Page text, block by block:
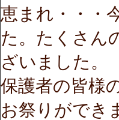
恵まれ・・・
た。たくさん
ざいました。
保護者の皆様
お祭りができ